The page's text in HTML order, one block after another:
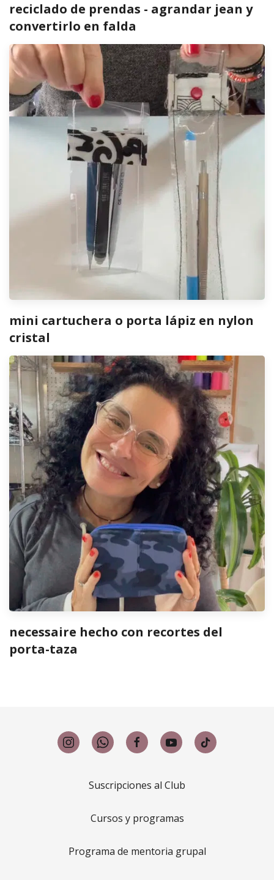
reciclado de prendas - agrandar jean y
convertirlo en falda
mini cartuchera o porta lápiz en nylon
cristal
necessaire hecho con recortes del
porta-taza
Suscripciones al Club
Cursos y programas
Programa de mentoria grupal